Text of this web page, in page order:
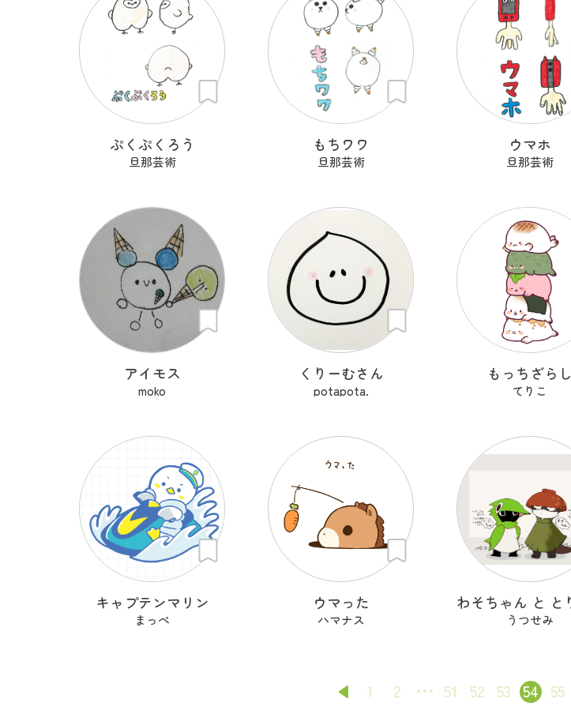
ぷくぷくろう
旦那芸術
もちワワ
旦那芸術
ウマホ
旦那芸術
アイモス
moko
くりーむさん
potapota.
もっちざらし
てりこ
キャプテンマリン
まっぺ
ウマった
ハマナス うつせみ
1 2 51 52 53 54 55